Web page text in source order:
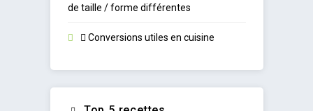
de taille / forme différentes
Conversions utiles en cuisine